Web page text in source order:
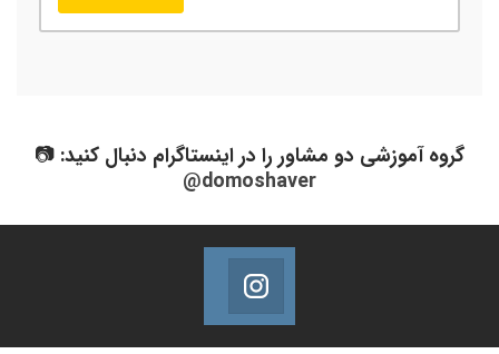
گروه آموزشی دو مشاور را در اینستاگرام دنبال کنید: 📷
@domoshaver